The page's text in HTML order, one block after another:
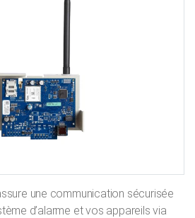
une communication sécurisée
d’alarme et vos appareils via